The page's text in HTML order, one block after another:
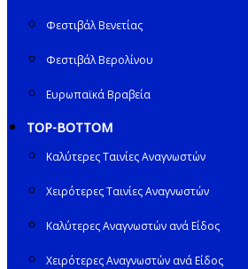
Φεστιβάλ Βενετίας
Φεστιβάλ Βερολίνου
Ευρωπαϊκά Βραβεία
TOP-BOTTOM
Καλύτερες Ταινίες Αναγνωστών
Χειρότερες Ταινίες Αναγνωστών
Καλύτερες Αναγνωστών ανά Είδος
Χειρότερες Αναγνωστών ανά Είδος